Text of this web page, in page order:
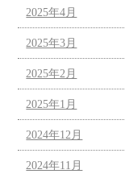
2025年4月
2025年3月
2025年2月
2025年1月
2024年12月
2024年11月